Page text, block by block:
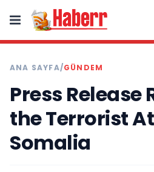
ANA SAYFA/GÜNDEM
Press Release
the Terrorist
Somalia